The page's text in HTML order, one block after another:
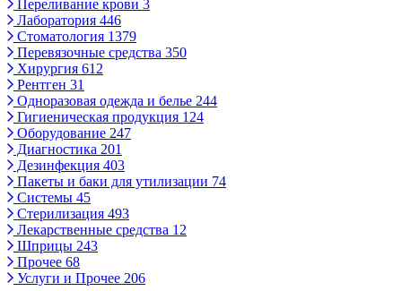
Переливание крови 3
Лаборатория 446
Стоматология 1379
Перевязочные средства 350
Хирургия 612
Рентген 31
Одноразовая одежда и белье 244
Гигиеническая продукция 124
Оборудование 247
Диагностика 201
Дезинфекция 403
Пакеты и баки для утилизации 74
Системы 45
Стерилизация 493
Лекарственные средства 12
Шприцы 243
Прочее 68
Услуги и Прочее 206